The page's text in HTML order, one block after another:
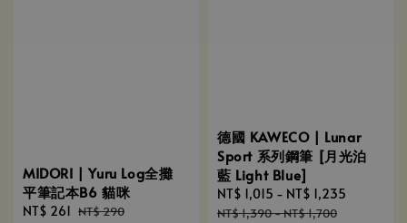
MIDORI | Yuru Log全攤
平筆記本B6 貓咪
Sale
NT$ 261 Regular
NT$ 290
德國 KAWECO | Lunar
Sport 系列鋼筆 [月光泊
藍 Light Blue]
Sale
price
NT$ 1,015 - NT$ 1,235
NT$ 1,390-NT$ 1,700